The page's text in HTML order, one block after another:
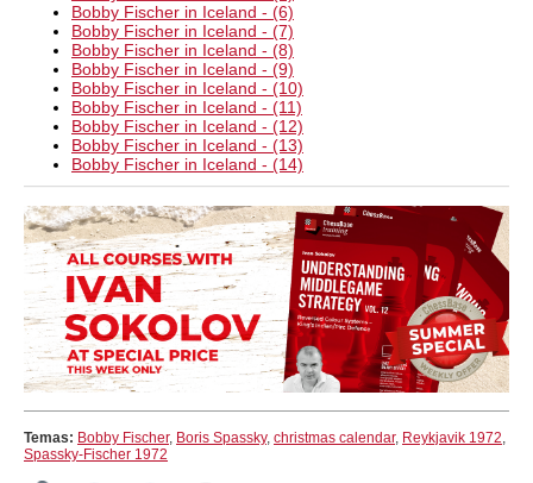
Bobby Fischer in Iceland - (6)
Bobby Fischer in Iceland - (7)
Bobby Fischer in Iceland - (8)
Bobby Fischer in Iceland - (9)
Bobby Fischer in Iceland - (10)
Bobby Fischer in Iceland - (11)
Bobby Fischer in Iceland - (12)
Bobby Fischer in Iceland - (13)
Bobby Fischer in Iceland - (14)
Temas: Bobby Fischer, Boris Spassky, christmas calendar, Reykjavik 1972,
Spassky-Fischer 1972